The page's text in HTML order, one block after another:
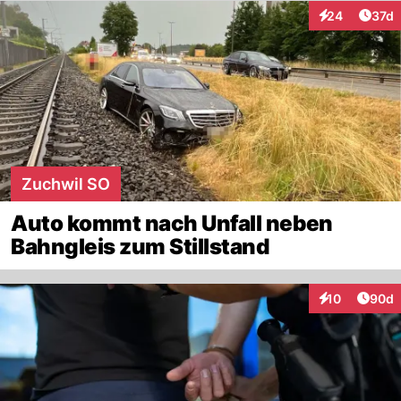
24
Interaktionen
37d
Zuchwil SO
Auto kommt nach Unfall neben
Bahngleis zum Stillstand
10
Interaktionen
90d